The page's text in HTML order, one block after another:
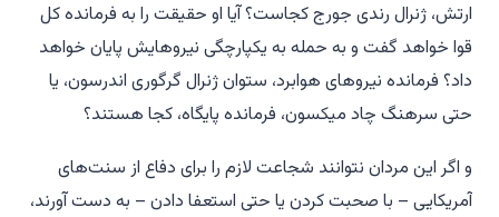
ارتش، ژنرال رندی جورج کجاست؟ آیا او حقیقت را به فرمانده کل
قوا خواهد گفت و به حمله به یکپارچگی نیروهایش پایان خواهد
داد؟ فرمانده نیروهای هوابرد، ستوان ژنرال گرگوری اندرسون، یا
حتی سرهنگ چاد میکسون، فرمانده پایگاه، کجا هستند؟
و اگر این مردان نتوانند شجاعت لازم را برای دفاع از سنت‌های
آمریکایی – با صحبت کردن یا حتی استعفا دادن – به دست آورند،